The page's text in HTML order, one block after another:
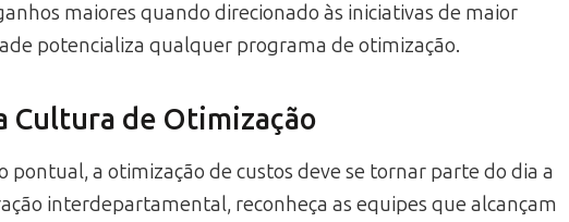
maiores quando direcionado às iniciativas de maior
potencializa qualquer programa de otimização.
Cultura de Otimização
pontual, a otimização de custos deve se tornar parte do dia a
interdepartamental, reconheça as equipes que alcançam